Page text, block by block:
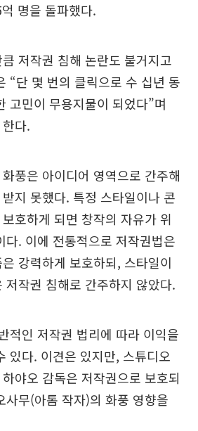
명을 돌파했다.
저작권 침해 논란도 불거지고
“단 몇 번의 클릭으로 수 십년 동
고민이 무용지물이 되었다”며
다.
풍은 아이디어 영역으로 간주해
지 못했다. 특정 스타일이나 콘
호하게 되면 창작의 자유가 위
다. 이에 전통적으로 저작권법은
강력하게 보호하되, 스타일이
저작권 침해로 간주하지 않았다.
적인 저작권 법리에 따라 이익을
있다. 이견은 있지만, 스튜디오
야오 감독은 저작권으로 보호되
사무(아톰 작자)의 화풍 영향을